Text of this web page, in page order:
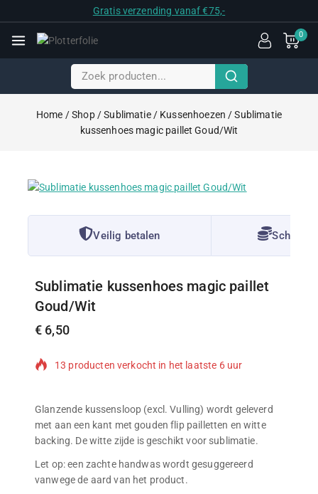
Gratis verzending vanaf €75,-
0
Home /Shop / Sublimatie / Kussenhoezen / Sublimatie
kussenhoes magic paillet Goud/Wit
Veilig betalen Scherpe
Sublimatie kussenhoes magic paillet
Goud/Wit
€ 6,50
13 producten verkocht in het laatste 6 uur
in hun winkelwagen
Glanzende kussensloop (excl. Vulling) wordt geleverd
met aan een kant met gouden flip pailletten en witte
backing. De witte zijde is geschikt voor sublimatie.
Let op: een zachte handwas wordt gesuggereerd
vanwege de aard van het product.